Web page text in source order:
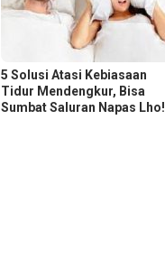
5 Solusi Atasi Kebiasaan
Tidur Mendengkur, Bisa
Sumbat Saluran Napas Lho!